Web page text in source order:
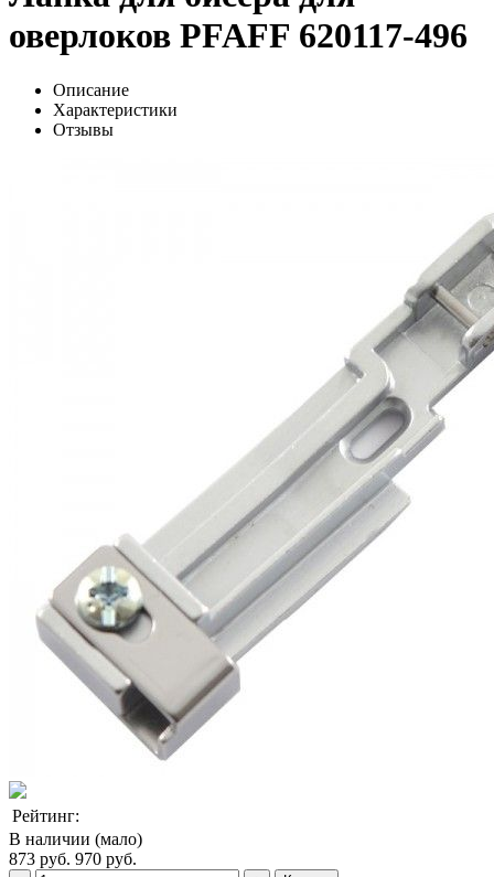
оверлоков PFAFF 620117-496
Описание
Характеристики
Отзывы
Рейтинг:
В наличии (мало)
873 руб. 970 руб.